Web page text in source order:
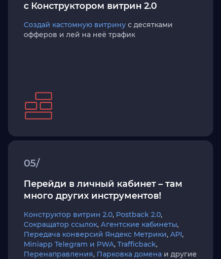
с Конструктором витрин 2.0
Создай кастомную витрину с десятками
офферов и лей на неё трафик
05/
Перейди в личный кабинет – там
много других инструментов!
Конструктор витрин 2.0, Postback 2.0,
Сокращатор ссылок, Агентские кабинеты,
Передача конверсий Яндекс Метрики, API,
Miniapp Telegram и PWA, Trafficback,
Перенаправления, Парковка домена и другие